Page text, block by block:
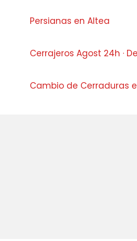
Persianas en Altea
Cerrajeros Agost 24h ·
Cambio de Cerraduras